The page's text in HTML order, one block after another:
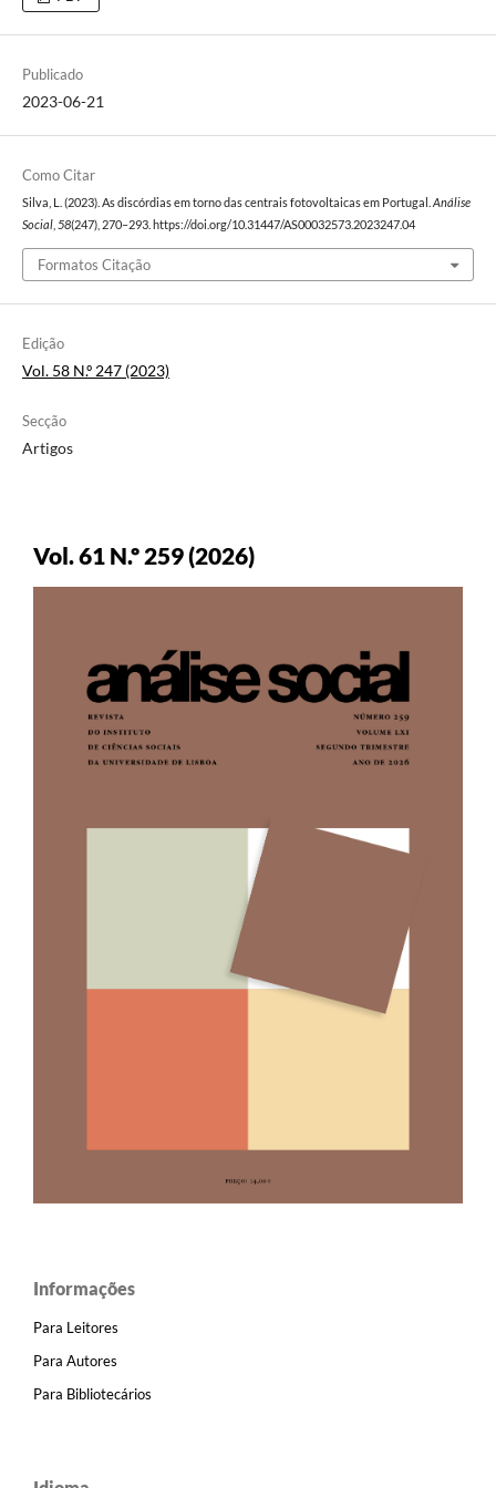
Publicado
2023-06-21
Como Citar
Silva, L. (2023). As discórdias em torno das centrais fotovoltaicas em Portugal. Análise
Social, 58(247), 270–293. https://doi.org/10.31447/AS00032573.2023247.04
Formatos Citação
Edição
Vol. 58 N.º 247 (2023)
Secção
Artigos
Vol. 61 N.º 259 (2026)
Informações
Para Leitores
Para Autores
Para Bibliotecários